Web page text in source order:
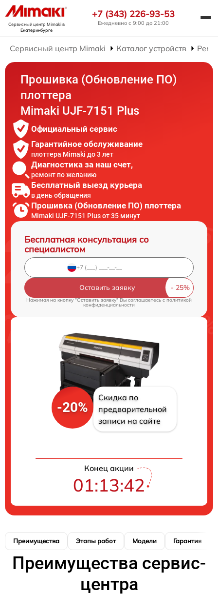
Сервисный центр Mimakiв
Екатеринбурге
+7 (343) 226-93-53
Ежедневно с 9:00 до 21:00
Сервисный центр Mimaki Каталог устройств
Прошивка (Обновление ПО)
плоттера
Mimaki UJF-7151 Plus
Официальный сервис
Гарантийное обслуживание
плоттера Mimaki до 3 лет
Диагностика за наш счет,
ремонт по желанию
Бесплатный выезд курьера
в день обращения
Прошивка (Обновление ПО) плоттера
Mimaki UJF-7151 Plus от 35 минут
Бесплатная консультация со
специалистом
Оставить заявку
Нажимая на кнопку "Оставить заявку" Вы соглашаетесь cполитикой
конфиденциальности
-20%
Скидка по
предварительной
записи на сайте
Конец акции
01:13:41
Преимущества Этапы работ Модели Гарантия
Преимущества сервис-
центра